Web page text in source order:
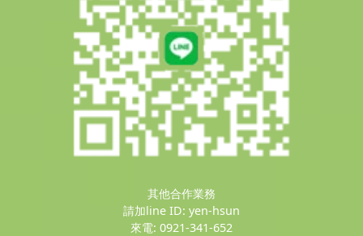
其他合作業務
請加line ID: yen-hsun
來電: 0921-341-652